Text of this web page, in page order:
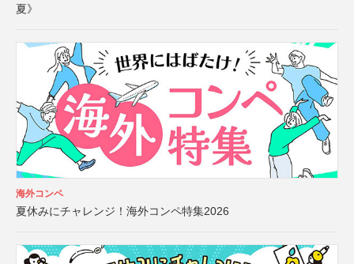
夏》
海外コンペ
夏休みにチャレンジ！海外コンペ特集2026